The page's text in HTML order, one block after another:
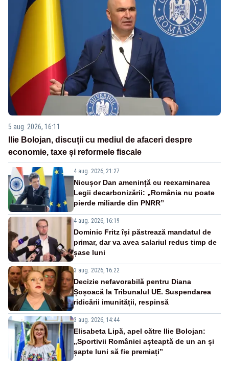
5 aug. 2026, 16:11
Ilie Bolojan, discuții cu mediul de afaceri despre
economie, taxe și reformele fiscale
4 aug. 2026, 21:27
Nicușor Dan amenință cu reexaminarea
Legii decarbonizării: „România nu poate
pierde miliarde din PNRR”
4 aug. 2026, 16:19
Dominic Fritz își păstrează mandatul de
primar, dar va avea salariul redus timp de
șase luni
3 aug. 2026, 16:22
Decizie nefavorabilă pentru Diana
Șoșoacă la Tribunalul UE. Suspendarea
ridicării imunității, respinsă
3 aug. 2026, 14:44
Elisabeta Lipă, apel către Ilie Bolojan:
„Sportivii României așteaptă de un an și
șapte luni să fie premiați”